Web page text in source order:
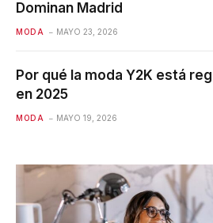
Dominan Madrid
MODA MAYO 23, 2026
Por qué la moda Y2K está
en 2025
MODA MAYO 19, 2026